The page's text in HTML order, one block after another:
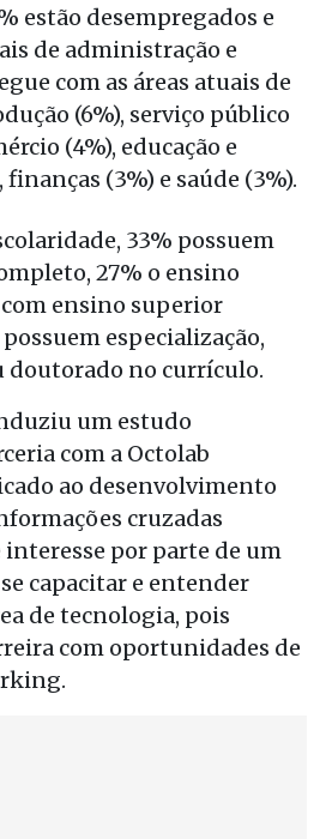
estão desempregados e
de administração e
com as áreas atuais de
(6%), serviço público
(4%), educação e
(3%) e saúde (3%).
33% possuem
27% o ensino
ensino superior
especialização,
doutorado no currículo.
um estudo
com a Octolab
ao desenvolvimento
cruzadas
por parte de um
capacitar e entender
de tecnologia, pois
com oportunidades de